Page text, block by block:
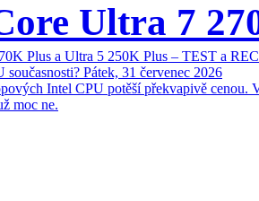
Ultra 7
Plus a Ultra 5 250K Plus – TEST a
současnosti? Pátek, 31 červenec 2026
Intel CPU potěší překvapivě cenou.
moc ne.